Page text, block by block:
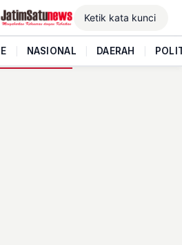
NASIONAL DAERAH